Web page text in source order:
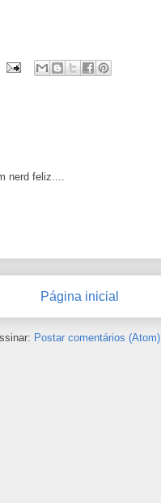
nerd feliz....
Página inicial
Postar comentários (Atom)